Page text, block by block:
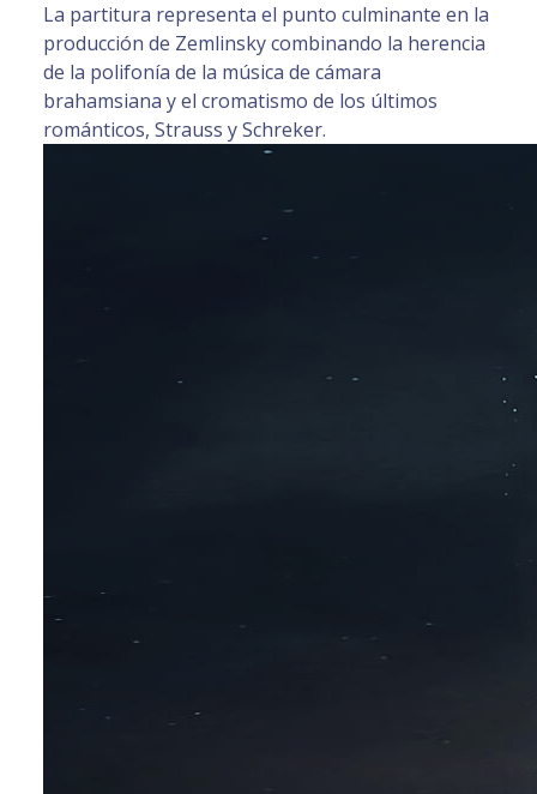
La partitura representa el punto culminante en la
producción de Zemlinsky combinando la herencia
de la polifonía de la música de cámara
brahamsiana y el cromatismo de los últimos
románticos, Strauss y Schreker.